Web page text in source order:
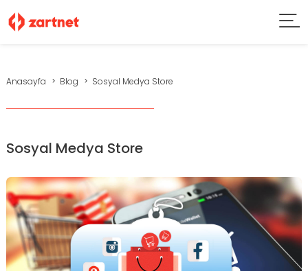
Anasayfa Blog Sosyal Medya Store
Sosyal Medya Store